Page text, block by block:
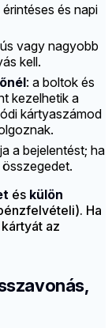
és napi
vagy nagyobb
kell.
: a boltok és
kezelhetik a
kártyaszámod
a bejelentést; ha
és külön
Ha
az